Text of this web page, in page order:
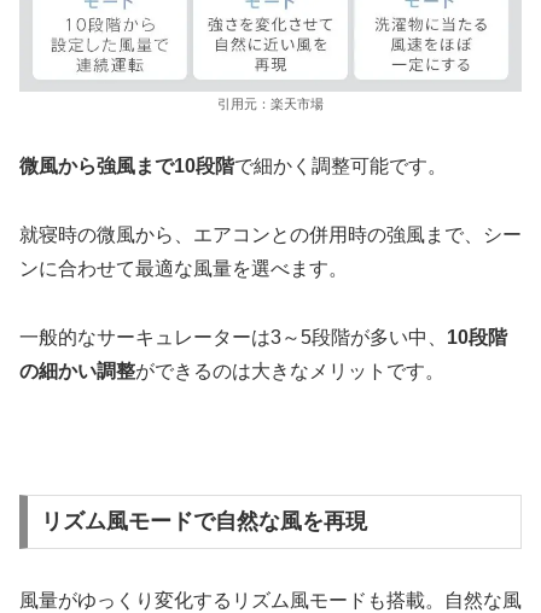
引用元：楽天市場
微風から強風まで10段階で細かく調整可能です。
就寝時の微風から、エアコンとの併用時の強風まで、シー
ンに合わせて最適な風量を選べます。
一般的なサーキュレーターは3～5段階が多い中、 10段階
の細かい調整ができるのは大きなメリットです。
リズム風モードで自然な風を再現
風量がゆっくり変化するリズム風モードも搭載。自然な風